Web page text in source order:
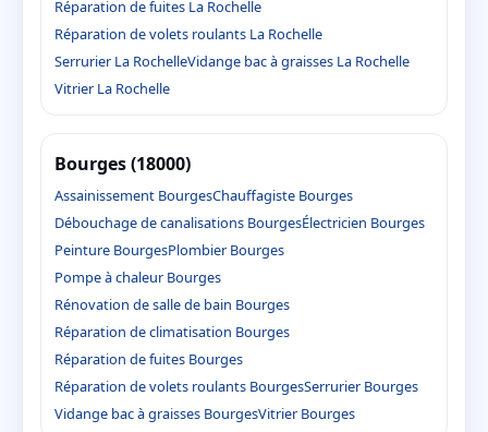
Réparation de fuites La Rochelle
Réparation de volets roulants La Rochelle
Serrurier La RochelleVidange bac à graisses La Rochelle
Vitrier La Rochelle
Bourges (18000)
Assainissement BourgesChauffagiste Bourges
Débouchage de canalisations BourgesÉlectricien Bourges
Peinture BourgesPlombier Bourges
Pompe à chaleur Bourges
Rénovation de salle de bain Bourges
Réparation de climatisation Bourges
Réparation de fuites Bourges
Réparation de volets roulants BourgesSerrurier Bourges
Vidange bac à graisses BourgesVitrier Bourges